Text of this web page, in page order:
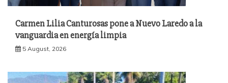
Carmen Lilia Canturosas pone a Nuevo Laredo a la
vanguardia en energía limpia
5 August, 2026